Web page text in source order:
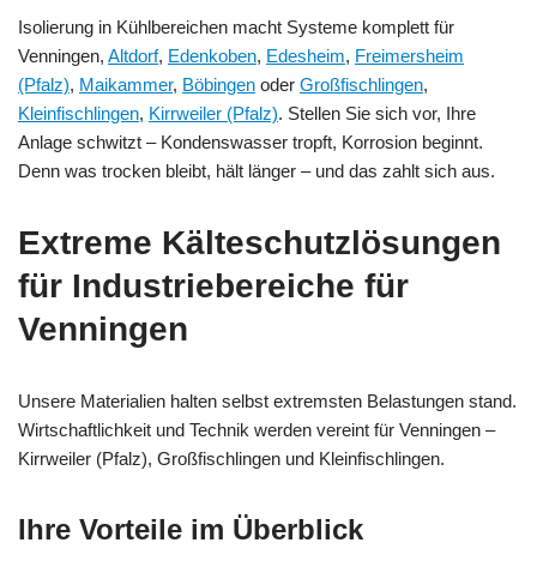
Isolierung in Kühlbereichen macht Systeme komplett für
Venningen, Altdorf, Edenkoben, Edesheim, Freimersheim
(Pfalz), Maikammer, Böbingen oder Großfischlingen,
Kleinfischlingen, Kirrweiler (Pfalz). Stellen Sie sich vor, Ihre
Anlage schwitzt – Kondenswasser tropft, Korrosion beginnt.
Denn was trocken bleibt, hält länger – und das zahlt sich aus.
Extreme Kälteschutzlösungen
für Industriebereiche für
Venningen
Unsere Materialien halten selbst extremsten Belastungen stand.
Wirtschaftlichkeit und Technik werden vereint für Venningen –
Kirrweiler (Pfalz), Großfischlingen und Kleinfischlingen.
Ihre Vorteile im Überblick